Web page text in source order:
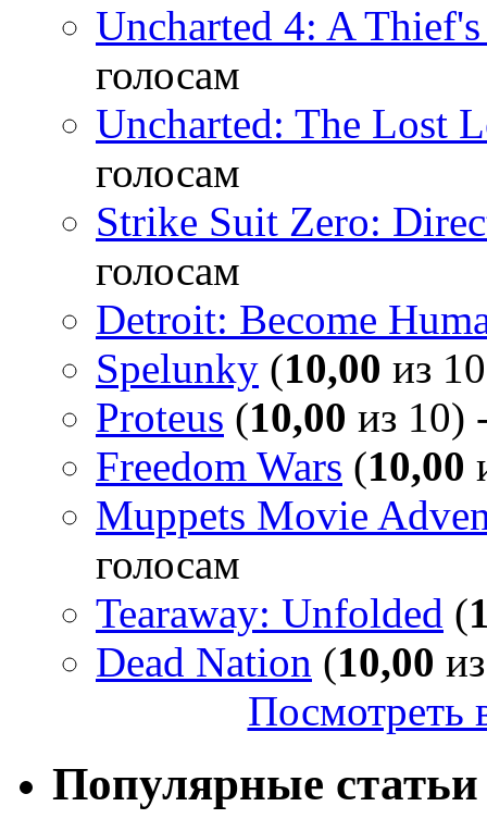
Uncharted 4: A
голосам
Uncharted: The Lost
голосам
Strike Suit Zero:
голосам
Detroit: Become
Spelunky (10,00 из
Proteus (10,00 из 10)
Freedom Wars (10,00
Muppets Movie
голосам
Tearaway: Unfolded (
Dead Nation (10,00
Посмотреть
Популярные статьи